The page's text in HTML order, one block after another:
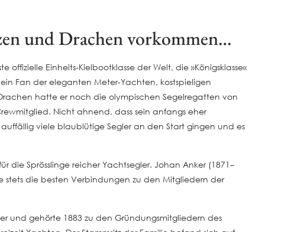
und Drachen vorkommen…
Einheits-Kielbootklasse der Welt, die »Königsklasse«
Fan der eleganten Meter-Yachten, kostspieligen
hatte er noch die olympischen Segelregatten von
Nicht ahnend, dass sein anfangs eher
viele blaublütige Segler an den Start gingen und es
Sprösslinge reicher Yachtsegler. Johan Anker (1871–
die besten Verbindungen zu den Mitgliedern der
und gehörte 1883 zu den Gründungsmitgliedern des